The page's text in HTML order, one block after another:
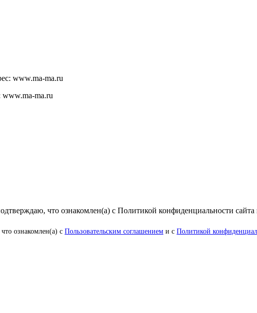
www.ma-ma.ru
www.ma-ma.ru
что ознакомлен(а) с Политикой конфиденциальности
ознакомлен(а) с Пользовательским соглашением и с Политикой